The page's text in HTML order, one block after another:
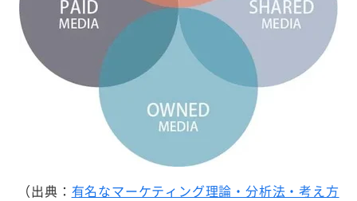
（出典： 有名なマーケティング理論・分析法・考え方